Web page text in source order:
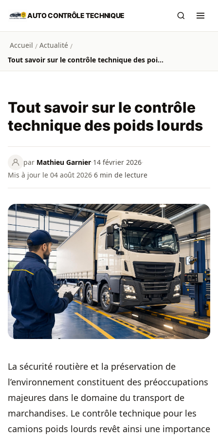
Aller au contenu principal
AUTO CONTRÔLE TECHNIQUE
Accueil / Actualité /
Tout savoir sur le contrôle technique des poids lourds
Tout savoir sur le contrôle
technique des poids lourds
par Mathieu Garnier·14 février 2026·
Mis à jour le 04 août 2026·6 min de lecture
La sécurité routière et la préservation de
l’environnement constituent des préoccupations
majeures dans le domaine du transport de
marchandises. Le contrôle technique pour les
camions poids lourds revêt ainsi une importance